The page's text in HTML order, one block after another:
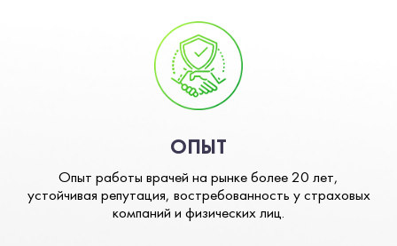
ОПЫТ
Опыт работы врачей на рынке более 20 лет,
устойчивая репутация, востребованность у страховых
компаний и физических лиц.